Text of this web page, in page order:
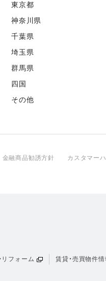
東京都
神奈川県
千葉県
埼玉県
群馬県
四国
その他
金融商品勧誘方針 カスタマー
リフォーム 賃貸・売買物件情